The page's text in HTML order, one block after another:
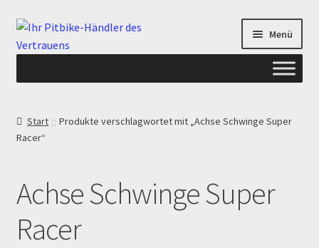
Zur
Navigation
Zum
Inhalt
Menü
ANGEBOTE AB-PITBIKE
Start
Produkte verschlagwortet mit „Achse Schwinge Super
Racer“
Achse Schwinge Super
Racer